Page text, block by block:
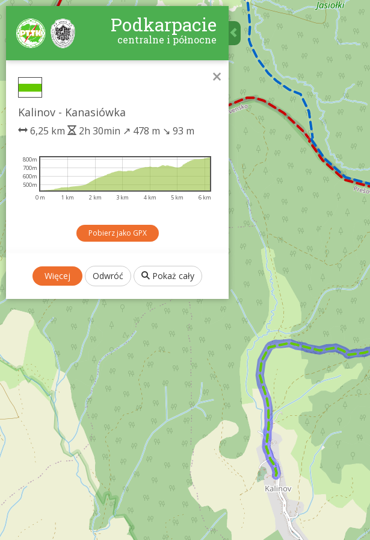
Podkarpacie
centralne i północne
×
Kalinov - Kanasiówka
6,25 km 2h 30min ↗ 478 m ↘ 93 m
0 m 1 km 2 km 3 km 4 km 5 km 6 km
500m
600m
700m
800m
Pobierz jako GPX
Więcej Odwróć Pokaż cały